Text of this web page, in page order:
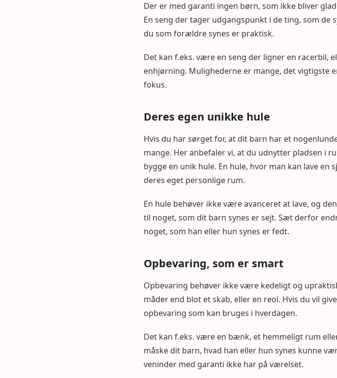
Der er med garanti ingen børn, som ikke bliver
En seng der tager udgangspunkt i de ting, som de
du som forældre synes er praktisk.
Det kan f.eks. være en seng der ligner en racerbil,
enhjørning. Mulighederne er mange, det vigtigste
fokus.
Deres egen unikke hule
Hvis du har sørget for, at dit barn har et
mange. Her anbefaler vi, at du udnytter pladsen i
bygge en unik hule. En hule, hvor man kan lave
deres eget personlige rum.
En hule behøver ikke være avanceret at lave, og
til noget, som dit barn synes er sejt. Sæt derfor
noget, som han eller hun synes er fedt.
Opbevaring, som er smart
Opbevaring behøver ikke være kedeligt og
måder end blot et skab, eller en reol. Hvis du vil
opbevaring som kan bruges i hverdagen.
Det kan f.eks. være en bænk, et hemmeligt rum
måske dit barn, hvad han eller hun synes kunne
veninder med garanti ikke har på værelset.